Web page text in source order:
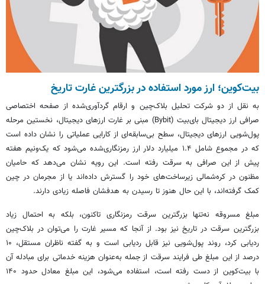
بیت‌کوین؛ ارز مورد استفاده در بزرگترین غارت تاریخ
به نقل از دو شرکت تحلیل بلاک‌چین و ارقام گردآوری‌شده از صفحه اختصاصی
صرافی ارز دیجیتال بای‌بیت
(Bybit) مبنی بر غارت ارزهای دیجیتال، نخستین مرحله
پول‌شویی ارزهای دیجیتال، سطح بی‌سابقه‌ای از کارایی عملیاتی را نشان داده است
که در مجموع شامل ۱.۴ میلیارد دلار ارز رمزنگاری‌شده می‌شود که یک‌ونیم هفته
پیش از این صرافی به سرقت رفته است. این رویه نشان می‌دهد که حامیان
مظنون در کره‌شمالی زیرساخت‌های خود را گسترش داده‌اند یا از مجرمان در چین
کمک گرفته‌اند، با این حال هنوز تا رسیدن به هدفشان فاصله زیادی دارند.
مبلغ مسروقه نه‌تنها بزرگترین سرقت رمزنگاری تاکنون، بلکه به احتمال زیاد
بزرگترین سرقت در تاریخ نیز بود. از آنجا که مسیر غارت را می‌توان در بلاک‌چین
ردیابی کرد، روند پول‌شویی نیز قابل ردیابی است و به گفته ناظران مستقل، ۱۰
درصد از این مبلغ طی فرایند سرقت از جمله به‌عنوان هزینه خدماتی برای مبادله آن
با بیت‌کوین از دست رفته است، استفاده می‌شود، این مبلغ معادل حدود ۱۴۰